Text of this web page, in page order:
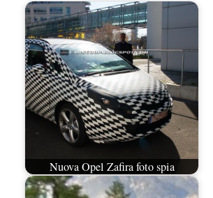
Nuova Opel Zafira foto spia